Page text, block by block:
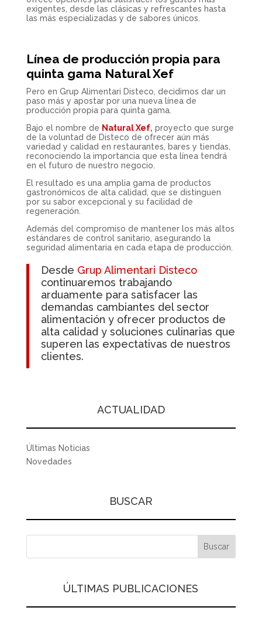
exigentes, desde las clásicas y refrescantes hasta
las más especializadas y de sabores únicos.
Línea de producción propia para
quinta gama Natural Xef
Pero en Grup Alimentari Disteco, decidimos dar un
paso más y apostar por una nueva línea de
producción propia para quinta gama.
Bajo el nombre de Natural Xef, proyecto que surge
de la voluntad de Disteco de ofrecer aún más
variedad y calidad en restaurantes, bares y tiendas,
reconociendo la importancia que esta línea tendrá
en el futuro de nuestro negocio.
El resultado es una amplia gama de productos
gastronómicos de alta calidad, que se distinguen
por su sabor excepcional y su facilidad de
regeneración.
Además del compromiso de mantener los más altos
estándares de control sanitario, asegurando la
seguridad alimentaria en cada etapa de producción.
Desde Grup Alimentari Disteco
continuaremos trabajando
arduamente para satisfacer las
demandas cambiantes del sector
alimentación y ofrecer productos de
alta calidad y soluciones culinarias que
superen las expectativas de nuestros
clientes.
ACTUALIDAD
Últimas Noticias
Novedades
BUSCAR
ÚLTIMAS PUBLICACIONES